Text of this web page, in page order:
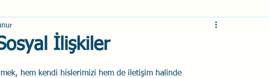
Assessments
Güvenli Davranış Yaratıcı Drama
İlişkiler
hem kendi hislerimizi hem de iletişim halinde